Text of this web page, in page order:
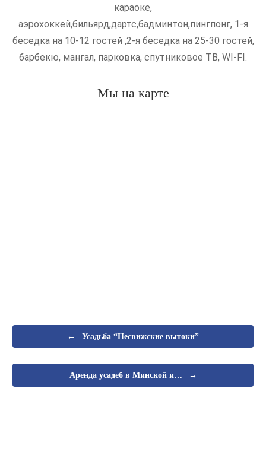
караоке,
аэрохоккей,бильярд,дартс,бадминтон,пингпонг, 1-я
беседка на 10-12 гостей ,2-я беседка на 25-30 гостей,
барбекю, мангал, парковка, спутниковое ТВ, WI-FI.
Мы на карте
← Усадьба “Несвижские вытоки”
Аренда усадеб в Минской и… →